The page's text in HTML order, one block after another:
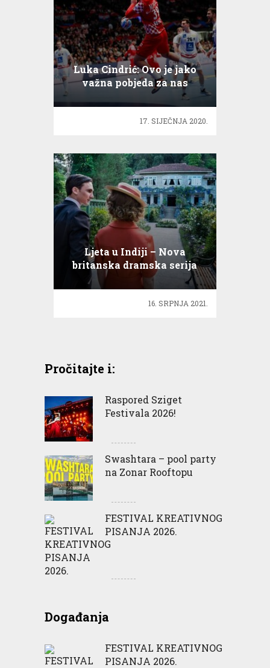
Luka Cindrić: Ovo je jako
važna pobjeda za nas
17. SIJEČNJA 2020.
Ljeta u Indiji – Nova
britanska dramska serija
16. SRPNJA 2021.
Pročitajte i:
Raspored Sziget
Festivala 2026!
Swashtara – pool party
na Zonar Rooftopu
FESTIVAL KREATIVNOG
PISANJA 2026.
Događanja
FESTIVAL KREATIVNOG
PISANJA 2026.